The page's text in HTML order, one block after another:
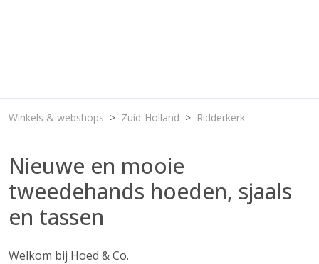
Winkels & webshops Zuid-Holland Ridderkerk
Nieuwe en mooie
tweedehands hoeden, sjaals
en tassen
Welkom bij Hoed & Co.